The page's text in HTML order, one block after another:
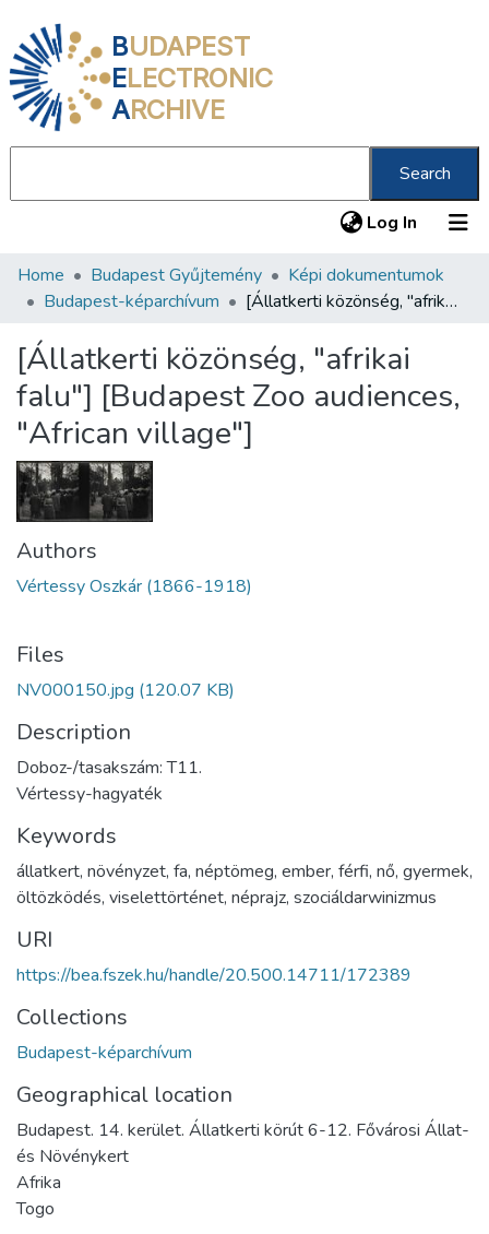
BUDAPEST
ELECTRONIC
ARCHIVE
Search
Log In (current)
Communities & Collections
Statistics
About us
Home Budapest Gyűjtemény
Képi dokumentumok
Budapest-képarchívum
[Állatkerti közönség, "afrikai falu"] [Budapest Zoo audiences, "African village"]
[Állatkerti közönség, "afrikai
falu"] [Budapest Zoo audiences,
"African village"]
Authors
Vértessy Oszkár (1866-1918)
Files
NV000150.jpg (120.07 KB)
Description
Doboz-/tasakszám: T11.
Vértessy-hagyaték
Keywords
állatkert, növényzet, fa, néptömeg, ember, férfi, nő, gyermek,
öltözködés, viselettörténet, néprajz, szociáldarwinizmus
URI
https://bea.fszek.hu/handle/20.500.14711/172389
Collections
Budapest-képarchívum
Geographical location
Budapest. 14. kerület. Állatkerti körút 6-12. Fővárosi Állat-
és Növénykert
Afrika
Togo